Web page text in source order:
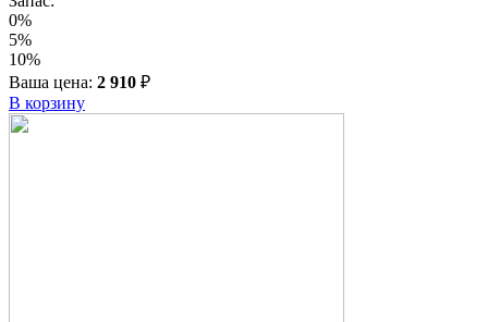
0%
5%
10%
Ваша цена: 2 910 ₽
В корзину